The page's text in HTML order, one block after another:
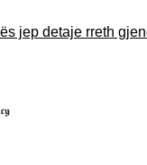
detaje rreth